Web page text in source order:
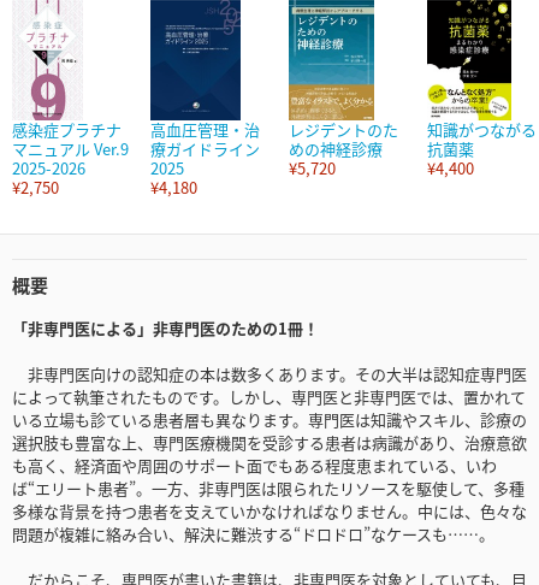
感染症プラチナ
マニュアル Ver.9
2025-2026
¥2,750
高血圧管理・治
療ガイドライン
2025
¥4,180
レジデントのた
めの神経診療
¥5,720
知識がつながる
抗菌薬
¥4,400
概要
「非専門医による」非専門医のための1冊！
非専門医向けの認知症の本は数多くあります。その大半は認知症専門医
によって執筆されたものです。しかし、専門医と非専門医では、置かれて
いる立場も診ている患者層も異なります。専門医は知識やスキル、診療の
選択肢も豊富な上、専門医療機関を受診する患者は病識があり、治療意欲
も高く、経済面や周囲のサポート面でもある程度恵まれている、いわ
ば“エリート患者”。一方、非専門医は限られたリソースを駆使して、多種
多様な背景を持つ患者を支えていかなければなりません。中には、色々な
問題が複雑に絡み合い、解決に難渋する“ドロドロ”なケースも……。
だからこそ、専門医が書いた書籍は、非専門医を対象としていても、目